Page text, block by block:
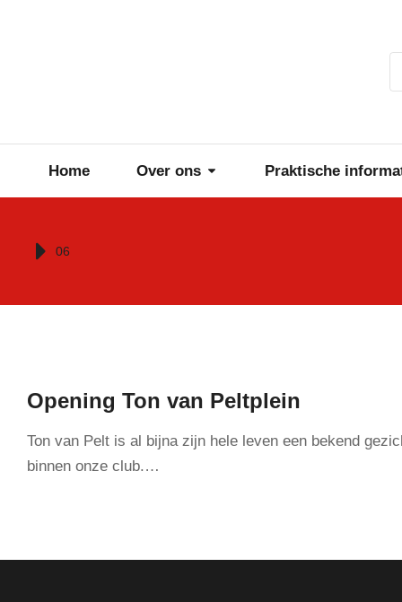
Home Over ons Praktische
Je bent hier:
06
Opening Ton van Peltplein
Ton van Pelt is al bijna zijn hele leven een bekend
binnen onze club.…